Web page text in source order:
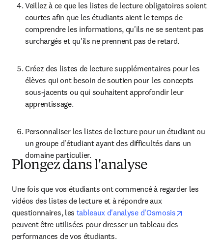
Veillez à ce que les listes de lecture obligatoires soient
courtes afin que les étudiants aient le temps de
comprendre les informations, qu'ils ne se sentent pas
surchargés et qu'ils ne prennent pas de retard.
Créez des listes de lecture supplémentaires pour les
élèves qui ont besoin de soutien pour les concepts
sous-jacents ou qui souhaitent approfondir leur
apprentissage.
Personnaliser les listes de lecture pour un étudiant ou
un groupe d'étudiant ayant des difficultés dans un
domaine particulier.
Plongez dans l'analyse
Une fois que vos étudiants ont commencé à regarder les
vidéos des listes de lecture et à répondre aux
questionnaires, les tableaux d'analyse d'Osmosis
peuvent être utilisées pour dresser un tableau des
performances de vos étudiants.